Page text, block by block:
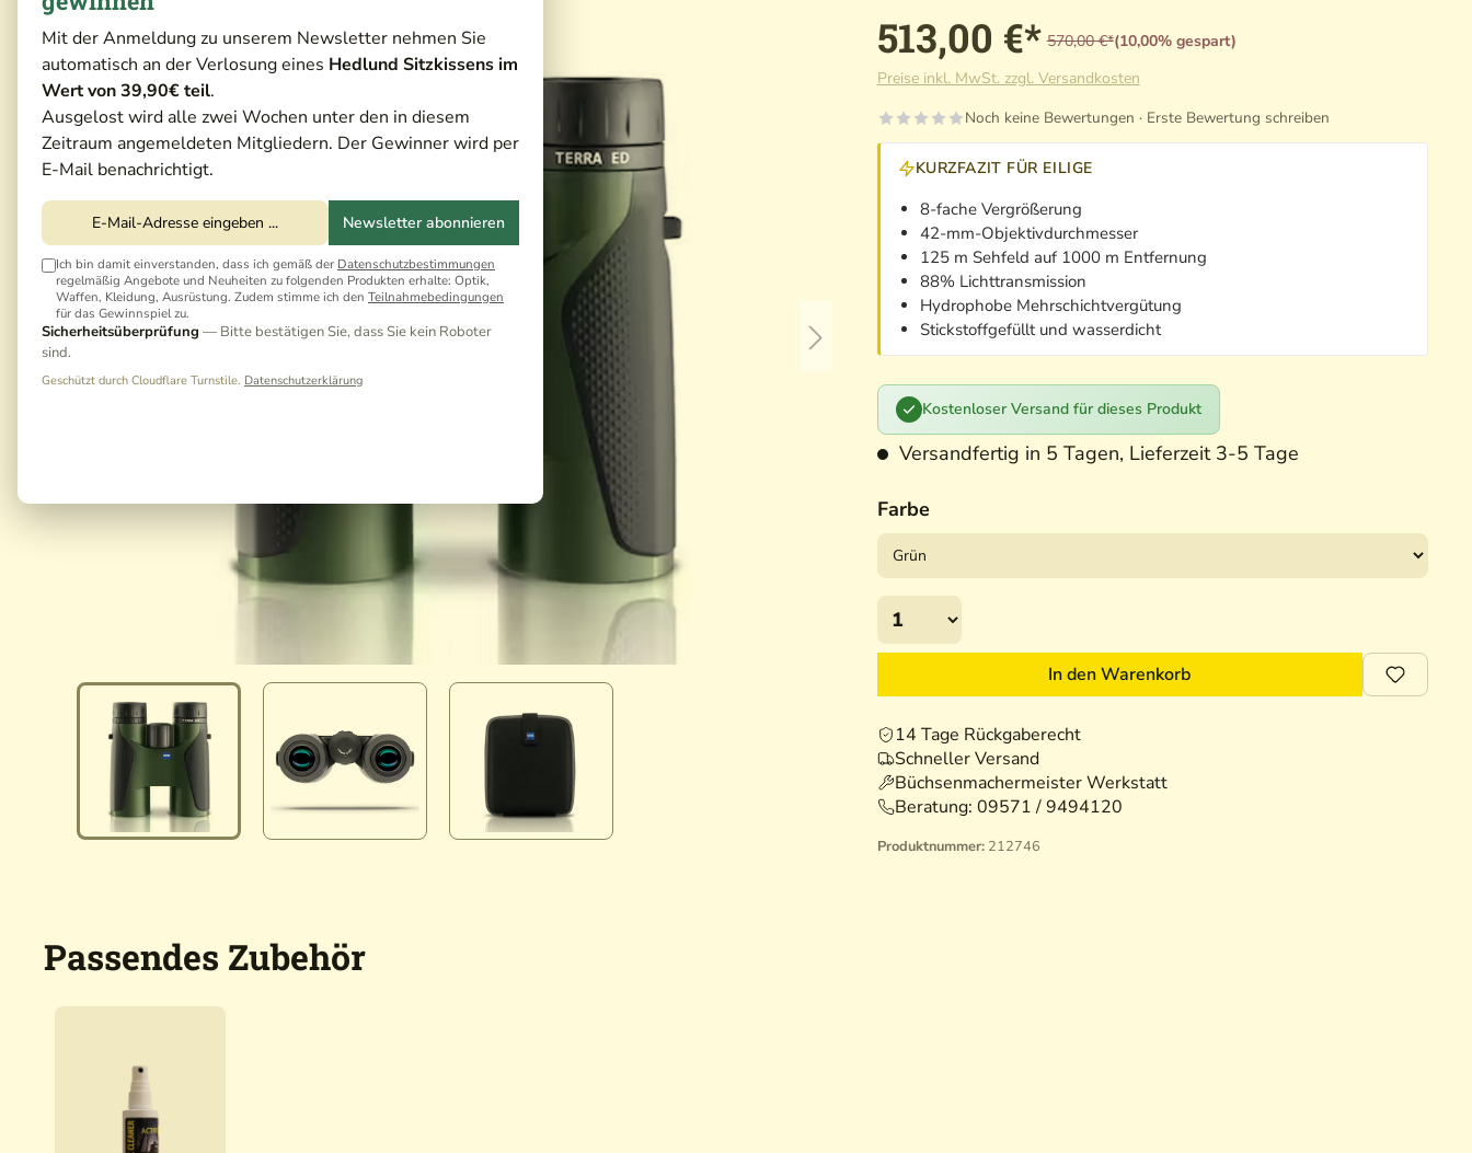
Mit der Anmeldung zu unserem Newsletter nehmen Sie
automatisch an der Verlosung eines Hedlund Sitzkissens im
Wert von 39,90€ teil.
Ausgelost wird alle zwei Wochen unter den in diesem
Zeitraum angemeldeten Mitgliedern. Der Gewinner wird per
E-Mail benachrichtigt.
Newsletter abonnieren
Ich bin damit einverstanden, dass ich gemäß der Datenschutzbestimmungen
regelmäßig Angebote und Neuheiten zu folgenden Produkten erhalte: Optik,
Waffen, Kleidung, Ausrüstung. Zudem stimme ich den Teilnahmebedingungen
für das Gewinnspiel zu.
Sicherheitsüberprüfung — Bitte bestätigen Sie, dass Sie kein Roboter
sind.
Geschützt durch Cloudflare Turnstile. Datenschutzerklärung
513,00 €* 570,00 €*(10,00% gespart)
Preise inkl. MwSt. zzgl. Versandkosten
Noch keine Bewertungen · Erste Bewertung schreiben
KURZFAZIT FÜR EILIGE
8-fache Vergrößerung
42-mm-Objektivdurchmesser
125 m Sehfeld auf 1000 m Entfernung
88% Lichttransmission
Hydrophobe Mehrschichtvergütung
Stickstoffgefüllt und wasserdicht
Kostenloser Versand für dieses Produkt
Versandfertig in 5 Tagen, Lieferzeit 3-5 Tage
Farbe
In den Warenkorb
14 Tage Rückgaberecht
Schneller Versand
Büchsenmachermeister Werkstatt
Beratung: 09571 / 9494120
Produktnummer: 212746
Passendes Zubehör